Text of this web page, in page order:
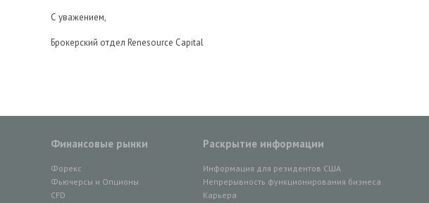
С уважением,
Брокерский отдел Renesource Capital
Финансовые рынки
Форекс
Фьючерсы и Опционы
CFD
Раскрытие информации
Информация для резидентов США
Непрерывность функционирования бизнеса
Карьера